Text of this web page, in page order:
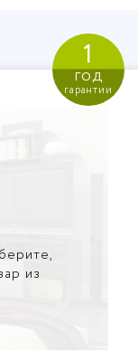
1
год
гарантии
из